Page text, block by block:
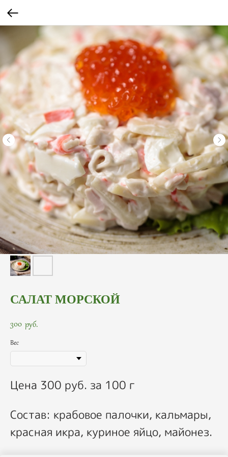
САЛАТ МОРСКОЙ
300 руб.
Вес
Цена 300 руб. за 100 г
Состав: крабовое палочки, кальмары,
красная икра, куриное яйцо, майонез.